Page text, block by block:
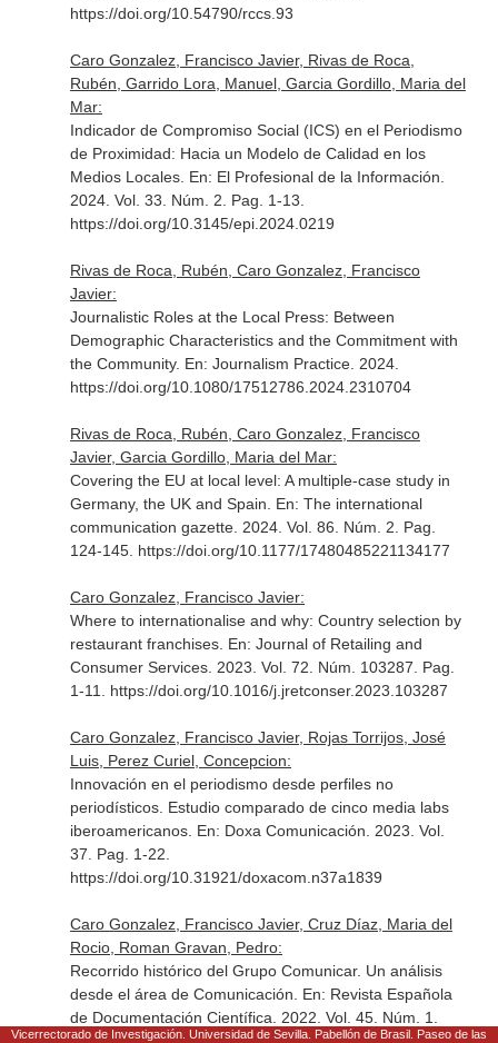
https://doi.org/10.54790/rccs.93
Caro Gonzalez, Francisco Javier, Rivas de Roca,
Rubén, Garrido Lora, Manuel, Garcia Gordillo, Maria del
Mar:
Indicador de Compromiso Social (ICS) en el Periodismo
de Proximidad: Hacia un Modelo de Calidad en los
Medios Locales. En: El Profesional de la Información
2024. Vol. 33. Núm. 2. Pag. 1-13.
https://doi.org/10.3145/epi.2024.0219
Rivas de Roca, Rubén, Caro Gonzalez, Francisco
Javier:
Journalistic Roles at the Local Press: Between
Demographic Characteristics and the Commitment with
the Community. En: Journalism Practice. 2024.
https://doi.org/10.1080/17512786.2024.2310704
Rivas de Roca, Rubén, Caro Gonzalez, Francisco
Javier, Garcia Gordillo, Maria del Mar:
Covering the EU at local level: A multiple-case study in
Germany, the UK and Spain. En: The international
communication gazette. 2024. Vol. 86. Núm. 2. Pag.
124-145. https://doi.org/10.1177/17480485221134177
Caro Gonzalez, Francisco Javier:
Where to internationalise and why: Country selection by
restaurant franchises. En: Journal of Retailing and
Consumer Services. 2023. Vol. 72. Núm. 103287. Pag.
1-11. https://doi.org/10.1016/j.jretconser.2023.103287
Caro Gonzalez, Francisco Javier, Rojas Torrijos, José
Luis, Perez Curiel, Concepcion:
Innovación en el periodismo desde perfiles no
periodísticos. Estudio comparado de cinco media labs
iberoamericanos. En: Doxa Comunicación . 2023. Vol.
37. Pag. 1-22.
https://doi.org/10.31921/doxacom.n37a1839
Caro Gonzalez, Francisco Javier, Cruz Díaz, Maria del
Rocio, Roman Gravan, Pedro:
Recorrido histórico del Grupo Comunicar. Un análisis
desde el área de Comunicación. En: Revista Española
de Documentación Científica . 2022. Vol. 45. Núm. 1.
Vicerrectorado de Investigación. Universidad de Sevilla. Pabellón de Brasil. Paseo de las